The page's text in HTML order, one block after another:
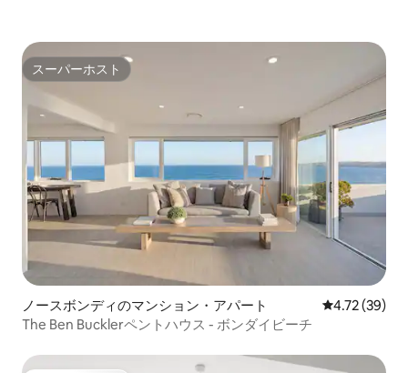
スーパーホスト
スーパーホスト
ノースボンディのマンション・アパート レビュー39
4.72 (39)
The Ben Bucklerペントハウス - ボンダイビーチ